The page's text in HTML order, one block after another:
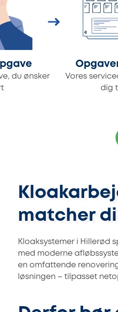
du ønsker
Vores
dig
matcher
Kloaksystemer i Hillerød
med moderne
en omfattende
løsningen – tilpasset